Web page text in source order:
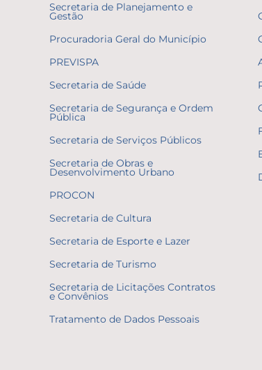
Secretaria de Planejamento e
Gestão
Procuradoria Geral do Município
PREVISPA
Secretaria de Saúde
Secretaria de Segurança e Ordem
Pública
Secretaria de Serviços Públicos
Secretaria de Obras e
Desenvolvimento Urbano
PROCON
Secretaria de Cultura
Secretaria de Esporte e Lazer
Secretaria de Turismo
Secretaria de Licitações Contratos
e Convênios
Tratamento de Dados Pessoais